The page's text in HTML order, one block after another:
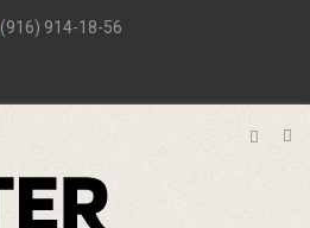
(916) 914-18-56